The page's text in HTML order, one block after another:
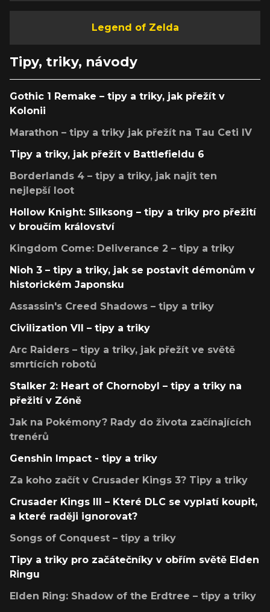
Legend of Zelda
Tipy, triky, návody
Gothic 1 Remake – tipy a triky, jak přežít v
Kolonii
Marathon – tipy a triky jak přežít na Tau Ceti IV
Tipy a triky, jak přežít v Battlefieldu 6
Borderlands 4 – tipy a triky, jak najít ten
nejlepší loot
Hollow Knight: Silksong – tipy a triky pro přežití
v broučím království
Kingdom Come: Deliverance 2 – tipy a triky
Nioh 3 – tipy a triky, jak se postavit démonům v
historickém Japonsku
Assassin's Creed Shadows – tipy a triky
Civilization VII – tipy a triky
Arc Raiders – tipy a triky, jak přežít ve světě
smrtících robotů
Stalker 2: Heart of Chornobyl – tipy a triky na
přežití v Zóně
Jak na Pokémony? Rady do života začínajících
trenérů
Genshin Impact - tipy a triky
Za koho začít v Crusader Kings 3? Tipy a triky
Crusader Kings III – Které DLC se vyplatí koupit,
a které raději ignorovat?
Songs of Conquest – tipy a triky
Tipy a triky pro začátečníky v obřím světě Elden
Ringu
Elden Ring: Shadow of the Erdtree – tipy a triky